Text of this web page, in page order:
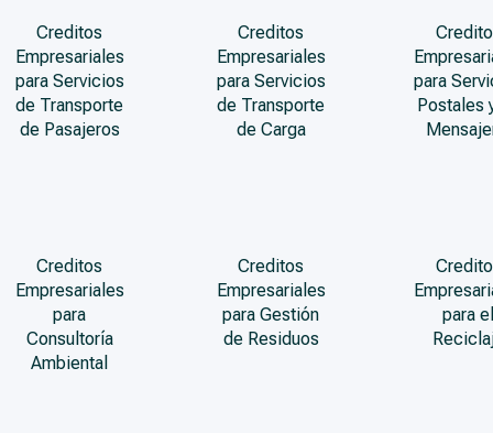
Creditos
Empresariales
para Servicios
de Transporte
de Pasajeros
Creditos
Empresariales
para Servicios
de Transporte
de Carga
para
Postales
Creditos
Empresariales
para
Consultoría
Ambiental
Creditos
Empresariales
para Gestión
de Residuos
para el